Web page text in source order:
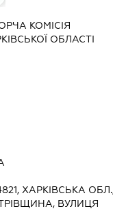
КОМІСІЯ
ОБЛАСТІ
ХАРКІВСЬКА
ВУЛИЦЯ